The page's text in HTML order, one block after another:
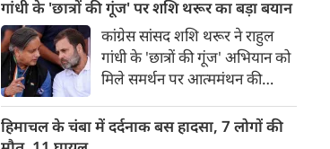
पहले से मौजूद 200 रुपये के पास
की वैधता 28 दिन है।
गांधी के 'छात्रों की गूंज' पर शशि थरूर का बड़ा बयान
कांग्रेस सांसद शशि थरूर ने राहुल
गांधी के 'छात्रों की गूंज' अभियान को
मिले समर्थन पर आत्ममंथन की
कि क्या कांग्रेस Gen Z और छात्रों
हिमाचल के चंबा में दर्दनाक बस हादसा, 7 लोगों की